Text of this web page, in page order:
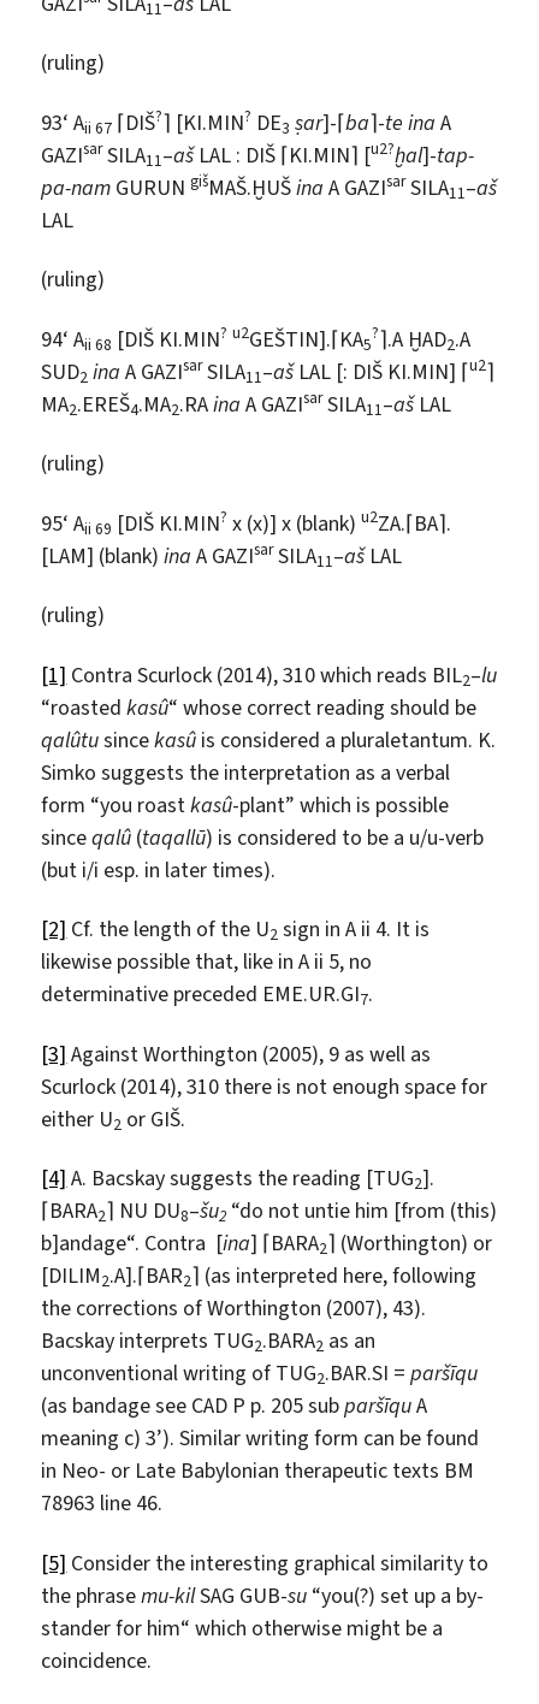
11
(ruling)
93‘ Aii 67 ⌈DIŠ?⌉ [KI.MIN? DE3 ṣar]-⌈ba⌉-te ina A
GAZIsarSILA11–ašLAL : DIŠ ⌈KI.MIN⌉ [u2?ḫal]-tap-
pa-nam GURUNgišMAŠ.ḪUŠina A GAZIsarSILA11–aš
LAL
(ruling)
94‘ Aii 68 [DIŠ KI.MIN? u2GEŠTIN].⌈KA5
?⌉.A ḪAD2.A
SUD2 ina A GAZIsarSILA11–ašLAL [: DIŠ KI.MIN] ⌈u2⌉
MA2.EREŠ4.MA2.RAina A GAZIsarSILA11–ašLAL
(ruling)
95‘ Aii 69 [DIŠ KI.MIN? x (x)] x (blank)u2ZA.⌈BA⌉.
[LAM] (blank)ina A GAZIsarSILA11–ašLAL
(ruling)
[1] Contra Scurlock (2014), 310 which reads BIL2–lu
“roastedkasû“ whose correct reading should be
qalûtusincekasû is considered a pluraletantum. K.
Simko suggests the interpretation as a verbal
form “you roastkasû-plant” which is possible
sinceqalû (taqallū) is considered to be a u/u-verb
(but i/i esp. in later times).
[2] Cf. the length of the U2 sign in A ii 4. It is
likewise possible that, like in A ii 5, no
determinative preceded EME.UR.GI7.
[3] Against Worthington (2005), 9 as well as
Scurlock (2014), 310 there is not enough space for
either U2 or GIŠ.
[4] A. Bacskay suggests the reading [TUG2].
⌈BARA2⌉ NU DU8–šu2 “do not untie him [from (this)
b]andage“. Contra [ina] ⌈BARA2⌉ (Worthington) or
[DILIM2.A].⌈BAR2⌉ (as interpreted here, following
the corrections of Worthington (2007), 43).
Bacskay interprets TUG2.BARA2 as an
unconventional writing of TUG2.BAR.SI =paršīqu
(as bandage see CAD P p. 205 subparšīquA
meaning c) 3’). Similar writing form can be found
in Neo- or Late Babylonian therapeutic texts BM
78963 line 46.
[5] Consider the interesting graphical similarity to
the phrasemu-kilSAG GUB-su “you(?) set up a by-
stander for him“ which otherwise might be a
coincidence.